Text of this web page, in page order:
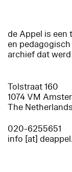
de Appel is
en
archief dat
Tolstraat 160
1074 VM
The Netherlands
020-6255651
info [at]